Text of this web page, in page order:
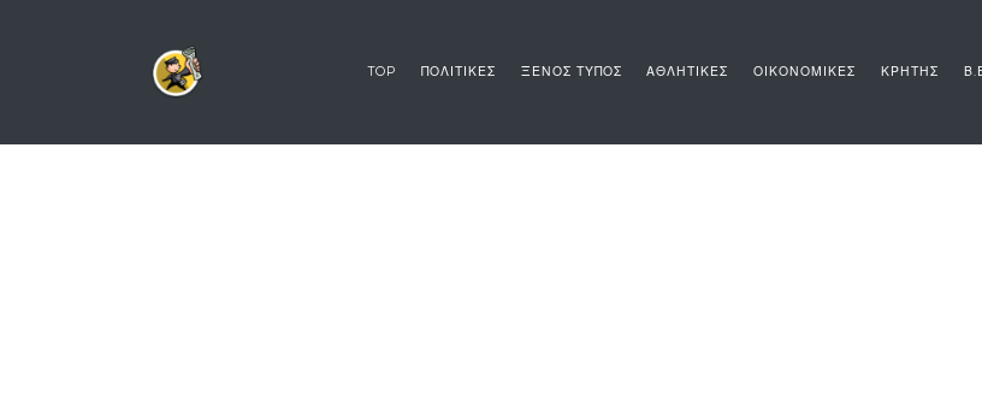
TOP ΠΟΛΙΤΙΚΕΣ ΞΕΝΟΣ ΤΥΠΟΣ ΑΘΛΗΤΙΚΕΣ ΟΙΚΟΝΟΜΙΚΕΣ ΚΡΗΤΗΣ